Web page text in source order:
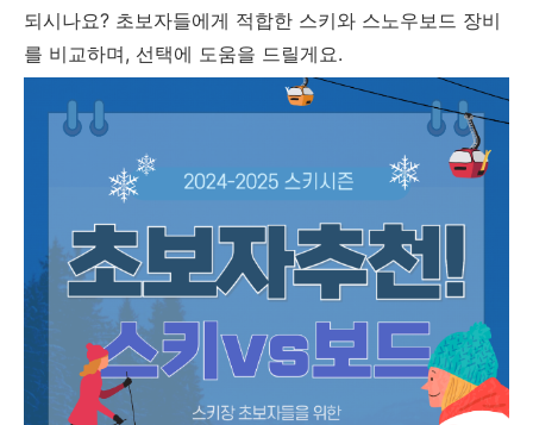
되시나요? 초보자들에게 적합한 스키와 스노우보드 장비
를 비교하며, 선택에 도움을 드릴게요.